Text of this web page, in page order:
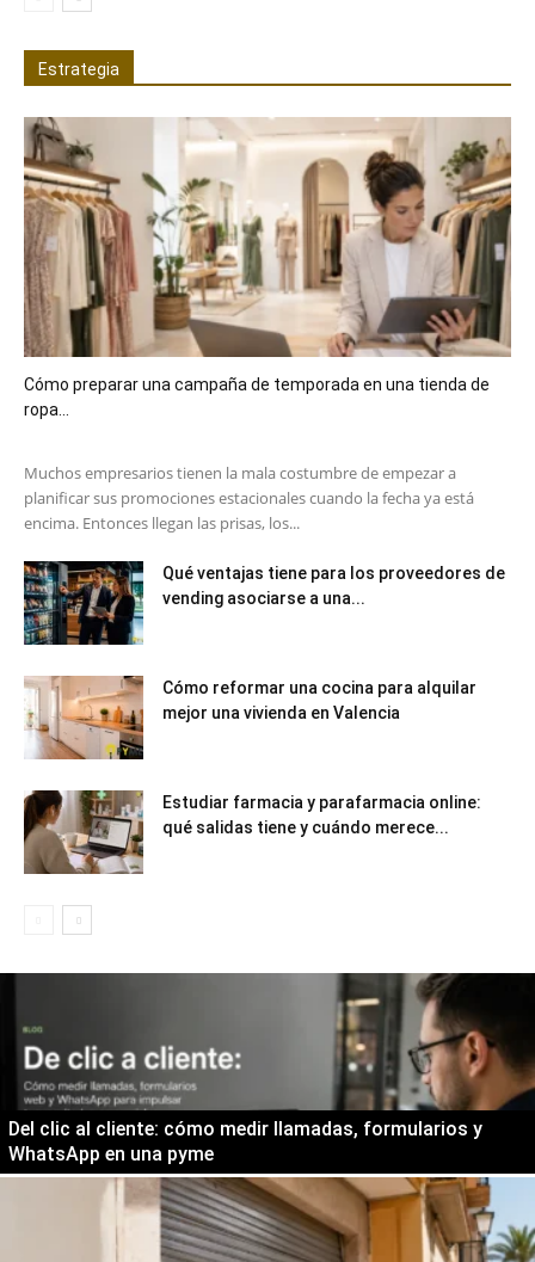
Estrategia
Cómo preparar una campaña de temporada en una tienda de
ropa...
Muchos empresarios tienen la mala costumbre de empezar a
planificar sus promociones estacionales cuando la fecha ya está
encima. Entonces llegan las prisas, los...
Qué ventajas tiene para los proveedores de
vending asociarse a una...
Cómo reformar una cocina para alquilar
mejor una vivienda en Valencia
Estudiar farmacia y parafarmacia online:
qué salidas tiene y cuándo merece...
Del clic al cliente: cómo medir llamadas, formularios y
WhatsApp en una pyme